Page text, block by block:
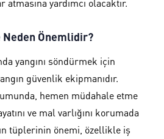
atmasına yardımcı olacaktır.
Neden Önemlidir?
yangını söndürmek için
güvenlik ekipmanıdır.
hemen müdahale etme
ve mal varlığını korumada
tüplerinin önemi, özellikle iş